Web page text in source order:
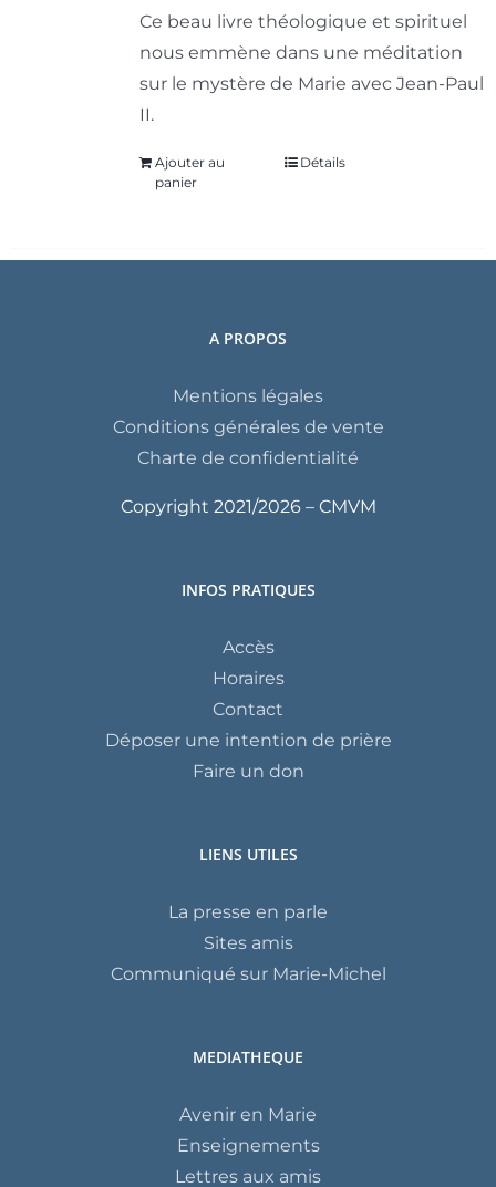
Ce beau livre théologique et spirituel
nous emmène dans une méditation
sur le mystère de Marie avec Jean-Paul
II.
Ajouter au
panier
Détails
A PROPOS
Mentions légales
Conditions générales de vente
Charte de confidentialité
Copyright 2021/2026 – CMVM
INFOS PRATIQUES
Accès
Horaires
Contact
Déposer une intention de prière
Faire un don
LIENS UTILES
La presse en parle
Sites amis
Communiqué sur Marie-Michel
MEDIATHEQUE
Avenir en Marie
Enseignements
Lettres aux amis